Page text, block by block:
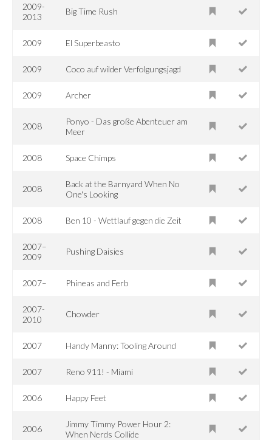
2009-
2013
Big Time Rush
2009 El Superbeasto
2009 Coco auf wilder Verfolgungsjagd
2009 Archer
2008
Ponyo - Das große Abenteuer am
Meer
2008 Space Chimps
2008
Back at the Barnyard When No
One's Looking
2008 Ben 10 - Wettlauf gegen die Zeit
2007–
2009
Pushing Daisies
2007– Phineas and Ferb
2007-
2010
Chowder
2007 Handy Manny: Tooling Around
2007 Reno 911! - Miami
2006 Happy Feet
2006
Jimmy Timmy Power Hour 2:
When Nerds Collide